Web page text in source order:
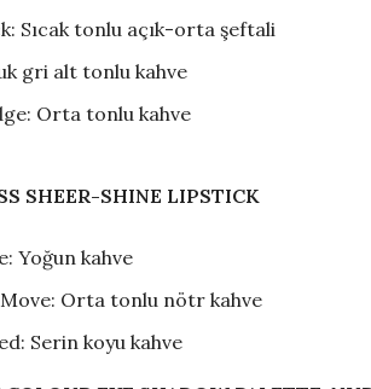
Sıcak tonlu açık-orta şeftali
gri alt tonlu kahve
Orta tonlu kahve
SHEER-SHINE LIPSTICK
Yoğun kahve
Orta tonlu nötr kahve
Serin koyu kahve